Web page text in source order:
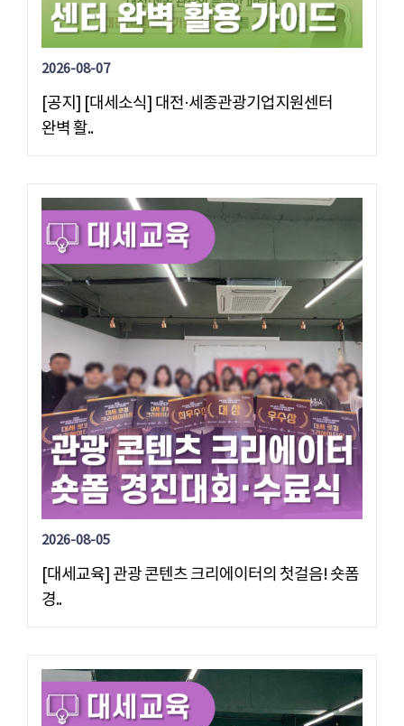
2026-08-07
[공지] [대세소식] 대전·세종관광기업지원센터
완벽 활..
2026-08-05
[대세교육] 관광 콘텐츠 크리에이터의 첫걸음! 숏폼
경..